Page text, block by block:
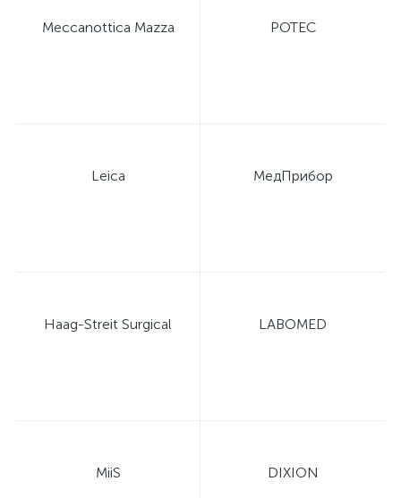
Meccanottica Mazza POTEC
Leica МедПрибор
Haag-Streit Surgical LABOMED
MiiS DIXION